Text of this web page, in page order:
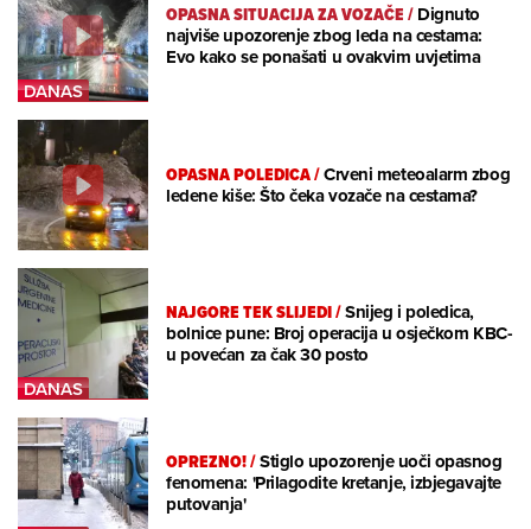
OPASNA SITUACIJA ZA VOZAČE/Dignuto
najviše upozorenje zbog leda na cestama:
Evo kako se ponašati u ovakvim uvjetima
OPASNA POLEDICA/Crveni meteoalarm zbog
ledene kiše: Što čeka vozače na cestama?
NAJGORE TEK SLIJEDI/Snijeg i poledica,
bolnice pune: Broj operacija u osječkom KBC-
u povećan za čak 30 posto
OPREZNO!/Stiglo upozorenje uoči opasnog
fenomena: 'Prilagodite kretanje, izbjegavajte
putovanja'